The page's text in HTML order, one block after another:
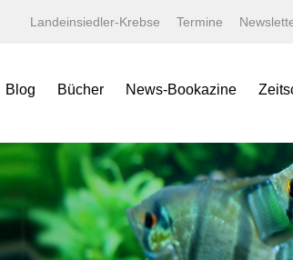
Landeinsiedler-Krebse Termine
Blog Bücher
Lexika
Specials
Minis
Jahrbücher
News-Bookazine
Bildergalerien
Wissenschaftliche Texte
Linksammlung
Kaufen bei tierverliebt! Bugs